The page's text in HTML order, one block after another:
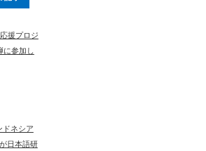
援プロジ
に参加し
ドネシア
日本語研